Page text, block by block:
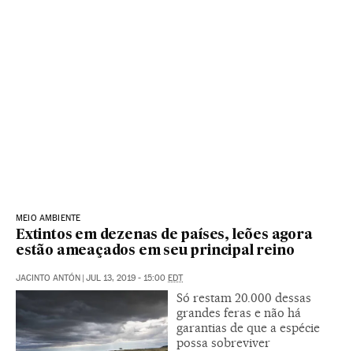
MEIO AMBIENTE
Extintos em dezenas de países, leões agora
estão ameaçados em seu principal reino
JACINTO ANTÓN | JUL 13, 2019 - 15:00 EDT
Só restam 20.000 dessas
grandes feras e não há
garantias de que a espécie
possa sobreviver